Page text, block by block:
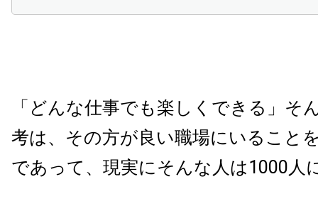
「どんな仕事でも楽しくできる」そ
考は、その方が良い職場にいること
であって、現実にそんな人は1000人